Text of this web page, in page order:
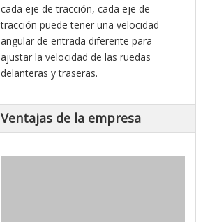
cada eje de tracción, cada eje de
tracción puede tener una velocidad
angular de entrada diferente para
ajustar la velocidad de las ruedas
delanteras y traseras.
Ventajas de la empresa